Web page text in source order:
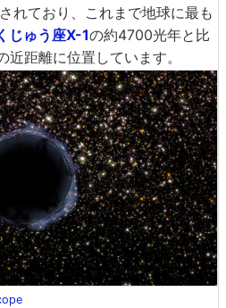
れており、これまで地球に最も
じゅう座X-1の約4700光年と比
距離に位置しています。